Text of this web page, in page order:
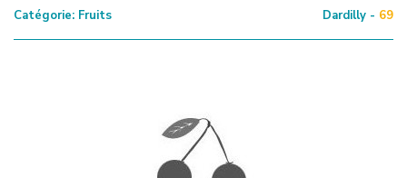
Catégorie: Fruits Dardilly - 69